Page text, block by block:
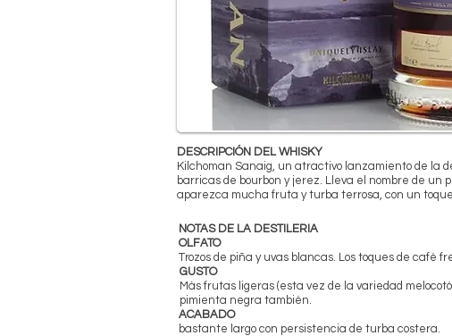
DESCRIPCIÓN DEL WHISKY
Kilchoman Sanaig, un atractivo lanzamiento de la
barricas de bourbon y jerez. Lleva el nombre de
aparezca mucha fruta y turba terrosa, con un
NOTAS DE LA DESTILERIA
OLFATO
Trozos de piña y uvas blancas. Los toques de café
GUSTO
Más frutas ligeras (esta vez de la variedad
pimienta negra también.
ACABADO
bastante largo con persistencia de turba costera.